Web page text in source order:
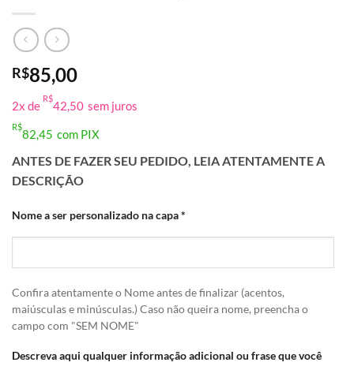
R$85,00
2x de
R$
42,50 sem juros
R$
82,45 com PIX
ANTES DE FAZER SEU PEDIDO, LEIA ATENTAMENTE A
DESCRIÇÃO
Nome a ser personalizado na capa*
Confira atentamente o Nome antes de finalizar (acentos,
maiúsculas e minúsculas.) Caso não queira nome, preencha o
campo com "SEM NOME"
Descreva aqui qualquer informação adicional ou frase que você